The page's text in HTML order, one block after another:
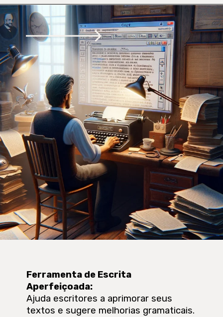
Ferramenta de Escrita
Aperfeiçoada:
Ajuda escritores a aprimorar seus
textos e sugere melhorias gramaticais.